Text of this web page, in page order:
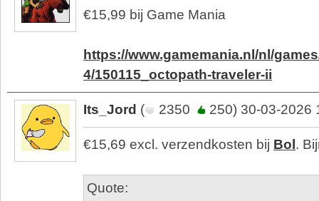
€15,99 bij Game Mania
https://www.gamemania.nl/nl/
4/150115_octopath-traveler-ii
Its_Jord ( 2350 250) 30-03-2026
€15,69 excl. verzendkosten bij Bol.
Quote: